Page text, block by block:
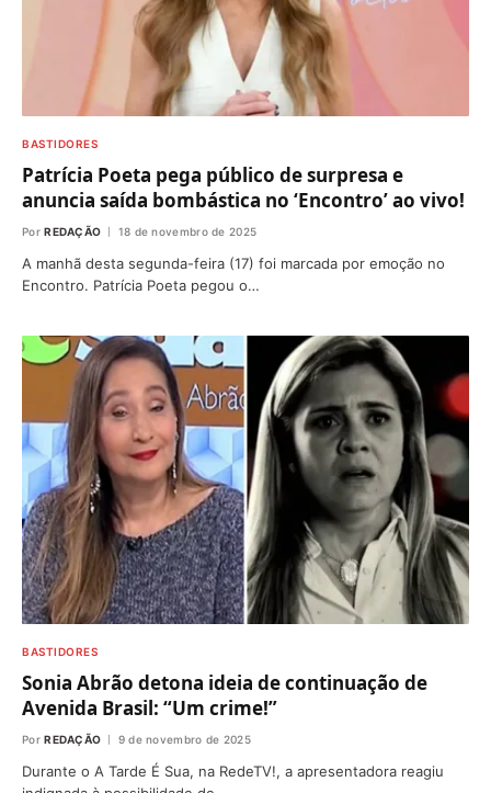
BASTIDORES
Patrícia Poeta pega público de surpresa e
anuncia saída bombástica no ‘Encontro’ ao vivo!
Por REDAÇÃO 18 de novembro de 2025
A manhã desta segunda-feira (17) foi marcada por emoção no
Encontro. Patrícia Poeta pegou o…
BASTIDORES
Sonia Abrão detona ideia de continuação de
Avenida Brasil: “Um crime!”
Por REDAÇÃO 9 de novembro de 2025
Durante o A Tarde É Sua, na RedeTV!, a apresentadora reagiu